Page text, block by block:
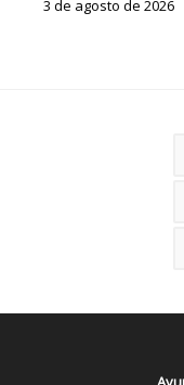
3 de agosto de 2026